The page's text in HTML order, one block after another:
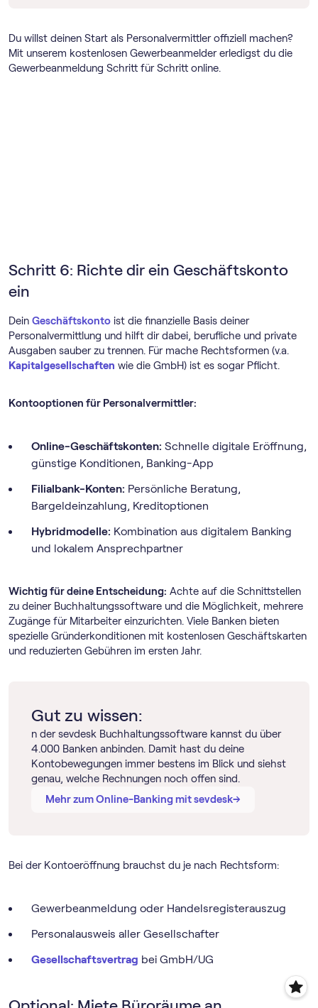
Du willst deinen Start als Personalvermittler offiziell machen?
Mit unserem kostenlosen Gewerbeanmelder erledigst du die
Gewerbeanmeldung Schritt für Schritt online.
Schritt 6: Richte dir ein Geschäftskonto
ein
Dein Geschäftskonto ist die finanzielle Basis deiner
Personalvermittlung und hilft dir dabei, berufliche und private
Ausgaben sauber zu trennen. Für mache Rechtsformen (v.a.
Kapitalgesellschaften wie die GmbH) ist es sogar Pflicht.
Kontooptionen für Personalvermittler:
Online-Geschäftskonten: Schnelle digitale Eröffnung,
günstige Konditionen, Banking-App
Filialbank-Konten: Persönliche Beratung,
Bargeldeinzahlung, Kreditoptionen
Hybridmodelle: Kombination aus digitalem Banking
und lokalem Ansprechpartner
Wichtig für deine Entscheidung: Achte auf die Schnittstellen
zu deiner Buch­haltungs­software und die Möglichkeit, mehrere
Zugänge für Mitarbeiter einzurichten. Viele Banken bieten
spezielle Gründerkonditionen mit kostenlosen Geschäftskarten
und reduzierten Gebühren im ersten Jahr.
Gut zu wissen:
n der sevdesk Buch­haltungs­software kannst du über
4.000 Banken anbinden. Damit hast du deine
Kontobewegungen immer bestens im Blick und siehst
genau, welche Rechnungen noch offen sind.
Mehr zum Online-Banking mit sevdesk→
→
Bei der Kontoeröffnung brauchst du je nach Rechtsform:
Gewerbeanmeldung oder Handelsregisterauszug
Personalausweis aller Gesellschafter
Gesellschaftsvertrag bei GmbH/UG